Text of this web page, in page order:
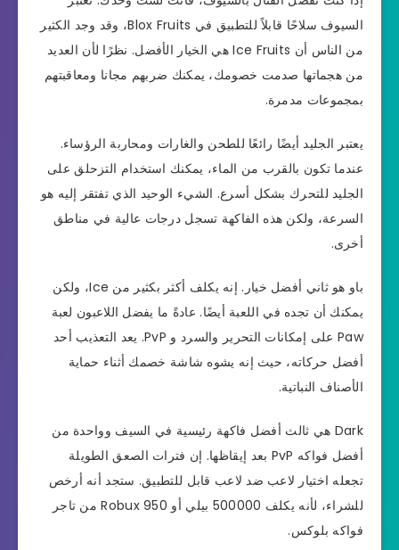
السيوف سلاحًا قابلاً للتطبيق في Blox Fruits، وقد وجد الكثير
من الناس أن Ice Fruits هي الخيار الأفضل. نظرًا لأن العديد
من هجماتها صدمت خصومك، يمكنك ضربهم مجانا ومعاقبتهم
بمجموعات مدمرة.
يعتبر الجليد أيضًا رائعًا للطحن والغارات ومحاربة الرؤساء.
عندما تكون بالقرب من الماء، يمكنك استخدام التزحلق على
الجليد للتحرك بشكل أسرع. الشيء الوحيد الذي تفتقر إليه هو
السرعة، ولكن هذه الفاكهة تسجل درجات عالية في مناطق
أخرى.
باو هو ثاني أفضل خيار. إنه يكلف أكثر بكثير من Ice، ولكن
يمكنك أن تجده في اللعبة أيضًا. عادةً ما يفضل اللاعبون لعبة
Paw على إمكانات التحرير والسرد و PvP. يعد التعذيب أحد
أفضل حركاته، حيث إنه يشوه شاشة خصمك أثناء حماية
الأصناف النباتية.
Dark هي ثالث أفضل فاكهة رئيسية في السيف وواحدة من
أفضل فواكه PvP بعد إيقاظها. إن فترات الصعق الطويلة
تجعله اختيار لاعب ضد لاعب قابل للتطبيق. ستجد أنه أرخص
للشراء، لأنه يكلف 500000 بيلي أو 950 Robux من تاجر
فواكه بلوكس.